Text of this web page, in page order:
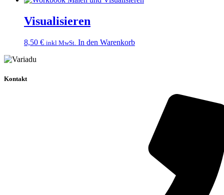
Visualisieren
8,50 € inkl MwSt. In den Warenkorb
Kontakt